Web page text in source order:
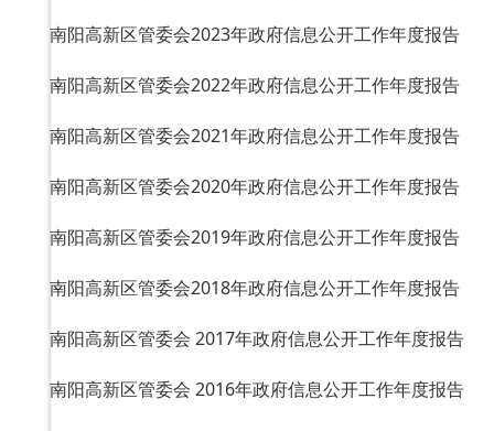
南阳高新区管委会2023年政府信息公开工作年度报告
南阳高新区管委会2022年政府信息公开工作年度报告
南阳高新区管委会2021年政府信息公开工作年度报告
南阳高新区管委会2020年政府信息公开工作年度报告
南阳高新区管委会2019年政府信息公开工作年度报告
南阳高新区管委会2018年政府信息公开工作年度报告
南阳高新区管委会 2017年政府信息公开工作年度报告
南阳高新区管委会 2016年政府信息公开工作年度报告